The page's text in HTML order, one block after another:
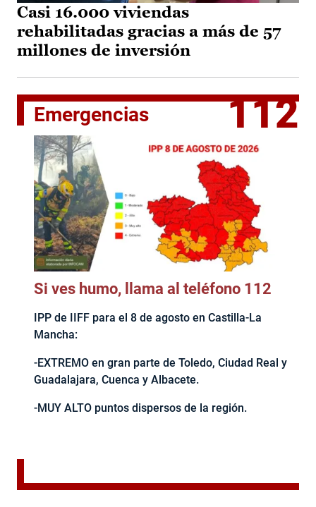
Casi 16.000 viviendas
rehabilitadas gracias a más de 57
millones de inversión
Emergencias 112
Si ves humo, llama al teléfono 112
IPP de IIFF para el 8 de agosto en Castilla-La
Mancha:
-EXTREMO en gran parte de Toledo, Ciudad Real y
Guadalajara, Cuenca y Albacete.
-MUY ALTO puntos dispersos de la región.